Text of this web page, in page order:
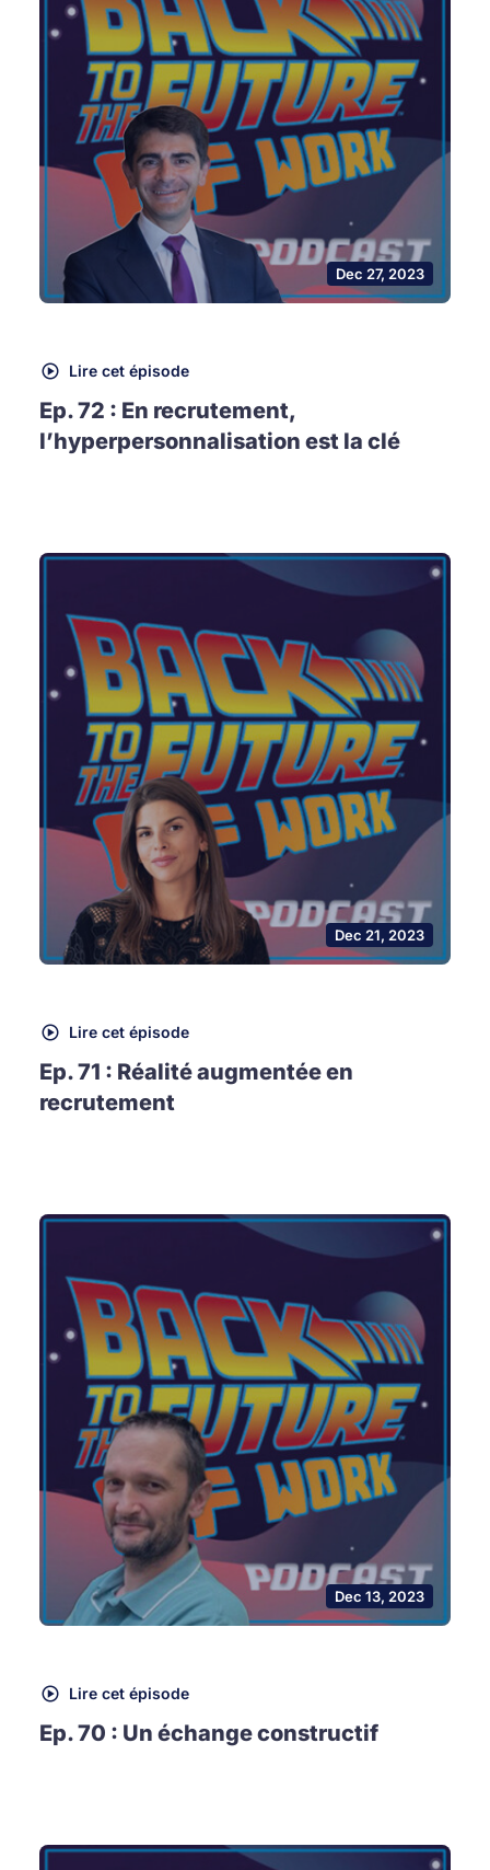
Dec 27, 2023
Lire cet épisode
Ep. 72 : En recrutement,
l’hyperpersonnalisation est la clé
Dec 21, 2023
Lire cet épisode
Ep. 71 : Réalité augmentée en
recrutement
Dec 13, 2023
Lire cet épisode
Ep. 70 : Un échange constructif